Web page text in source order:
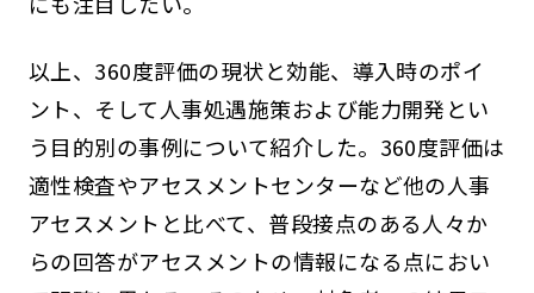
以上、360度評価の現状と効能、導入時のポイ
ント、そして人事処遇施策および能力開発とい
う目的別の事例について紹介した。360度評価は
適性検査やアセスメントセンターなど他の人事
アセスメントと比べて、普段接点のある人々か
らの回答がアセスメントの情報になる点におい